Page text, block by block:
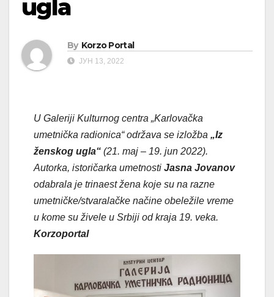
ugla
By Korzo Portal
ЈУН 13, 2022
U Galeriji Kulturnog centra „Karlovačka
umetnička radionica“ održava se izložba „Iz
ženskog ugla“ (21. maj – 19. jun 2022).
Autorka, istoričarka umetnosti Jasna Jovanov
odabrala je trinaest žena koje su na razne
umetničke/stvaralačke načine obeležile vreme
u kome su živele u Srbiji od kraja 19. veka.
Korzoportal